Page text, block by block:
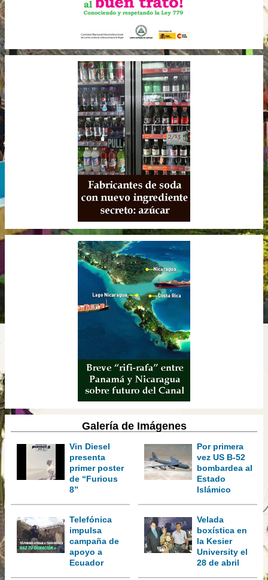
Galería de Imágenes
Vin Diesel
presenta
primer poster
de “Furious
8”
Por primera
vez US B-52
bombardea al
Estado
Islámico
Telefónica
impulsa
campaña de
apoyo a
Ecuador
Velada
boxística en
la Kesier
University el
28 de abril